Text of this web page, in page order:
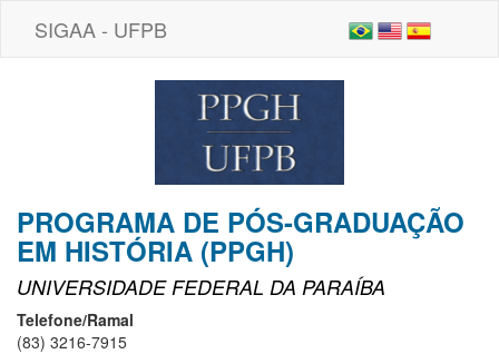
SIGAA - UFPB
PROGRAMA DE PÓS-GRADUAÇÃO
EM HISTÓRIA (PPGH)
UNIVERSIDADE FEDERAL DA PARAÍBA
Telefone/Ramal
(83) 3216-7915